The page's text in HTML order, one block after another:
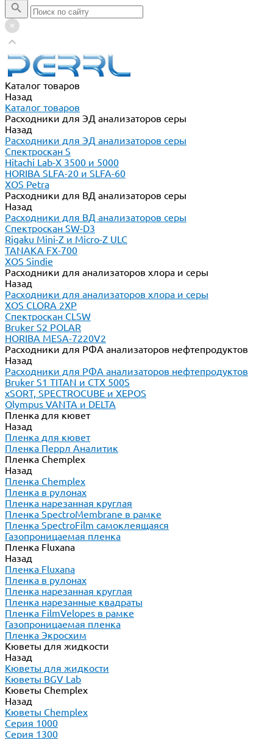
Каталог товаров
Назад
Каталог товаров
Расходники для ЭД анализаторов серы
Назад
Расходники для ЭД анализаторов серы
Спектроскан S
Hitachi Lab-X 3500 и 5000
HORIBA SLFA-20 и SLFA-60
XOS Petra
Расходники для ВД анализаторов серы
Назад
Расходники для ВД анализаторов серы
Спектроскан SW-D3
Rigaku Mini-Z и Micro-Z ULC
TANAKA FX-700
XOS Sindie
Расходники для анализаторов хлора и серы
Назад
Расходники для анализаторов хлора и серы
XOS CLORA 2XP
Спектроскан CLSW
Bruker S2 POLAR
HORIBA MESA-7220V2
Расходники для РФА анализаторов нефтепродуктов
Назад
Расходники для РФА анализаторов нефтепродуктов
Bruker S1 TITAN и CTX 500S
xSORT, SPECTROCUBE и XEPOS
Olympus VANTA и DELTA
Пленка для кювет
Назад
Пленка для кювет
Пленка Перрл Аналитик
Пленка Chemplex
Назад
Пленка Chemplex
Пленка в рулонах
Пленка нарезанная круглая
Пленка SpectroMembrane в рамке
Пленка SpectroFilm самоклеящаяся
Газопроницаемая пленка
Пленка Fluxana
Назад
Пленка Fluxana
Пленка в рулонах
Пленка нарезанная круглая
Пленка нарезанные квадраты
Пленка FilmVelopes в рамке
Газопроницаемая пленка
Пленка Экросхим
Кюветы для жидкости
Назад
Кюветы для жидкости
Кюветы BGV Lab
Кюветы Chemplex
Назад
Кюветы Chemplex
Серия 1000
Серия 1300